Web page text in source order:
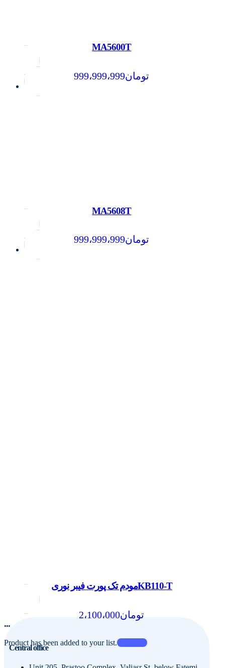
MA5600T
تومان999،999،999
MA5608T
تومان999،999،999
مودم تک پورت فیبر نوریKB110-T
تومان2،100،000
...
Product has been added to your list.
Central office